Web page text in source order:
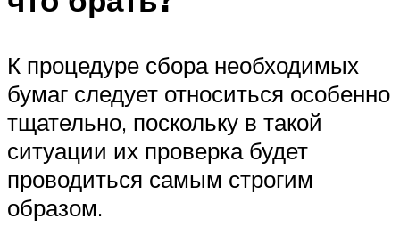
К процедуре сбора необходимых
бумаг следует относиться особенно
тщательно, поскольку в такой
ситуации их проверка будет
проводиться самым строгим
образом.